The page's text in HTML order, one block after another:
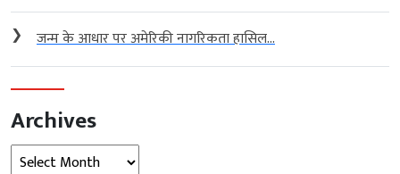
❯ जन्म के आधार पर अमेरिकी नागरिकता हासिल...
Archives
Archives